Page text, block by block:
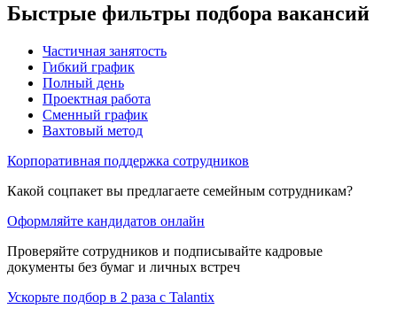
Быстрые фильтры подбора вакансий
Частичная занятость
Гибкий график
Полный день
Проектная работа
Сменный график
Вахтовый метод
Корпоративная поддержка сотрудников
Какой соцпакет вы предлагаете семейным сотрудникам?
Оформляйте кандидатов онлайн
Проверяйте сотрудников и подписывайте кадровые
документы без бумаг и личных встреч
Ускорьте подбор в 2 раза с Talantix